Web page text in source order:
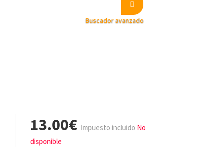
Buscador avanzado
13.00€ Impuesto incluido No
disponible